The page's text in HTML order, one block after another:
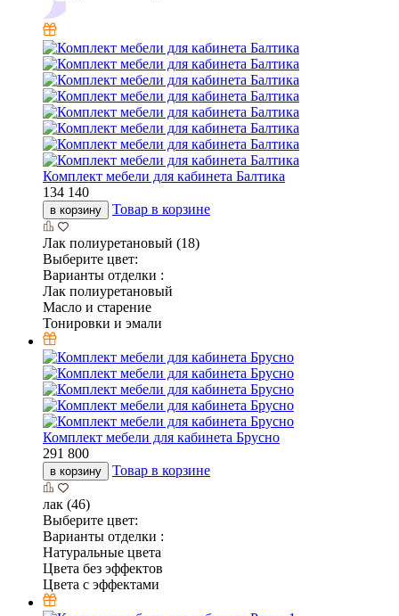
Комплект мебели для кабинета Балтика
134 140
в корзину Товар в корзине
Лак полиуретановый (18)
Выберите цвет:
Варианты отделки :
Лак полиуретановый
Масло и старение
Тонировки и эмали
Комплект мебели для кабинета Брусно
291 800
в корзину Товар в корзине
лак (46)
Выберите цвет:
Варианты отделки :
Натуральные цвета
Цвета без эффектов
Цвета с эффектами